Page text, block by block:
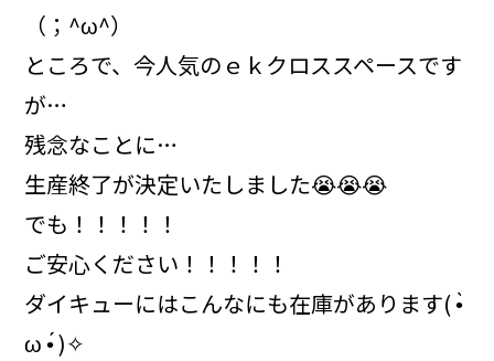
（；^ω^）
ところで、今人気のｅｋクロススペースです
が…
残念なことに…
生産終了が決定いたしました😭😭😭
でも！！！！！
ご安心ください！！！！！
ダイキューにはこんなにも在庫があります( •̀
ω •́ )✧